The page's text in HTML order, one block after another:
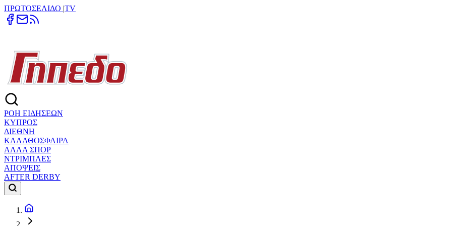
ΠΡΩΤΟΣΕΛΙΔΟ |TV
ΡΟΗ ΕΙΔΗΣΕΩΝ
ΚΥΠΡΟΣ
ΔΙΕΘΝΗ
ΚΑΛΑΘΟΣΦΑΙΡΑ
ΑΛΛΑ ΣΠΟΡ
ΝΤΡΙΜΠΛΕΣ
ΑΠΟΨΕΙΣ
AFTER DERBY